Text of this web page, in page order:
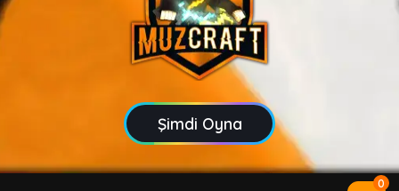
Şimdi Oyna
0